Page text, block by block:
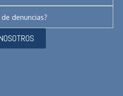
denuncias?